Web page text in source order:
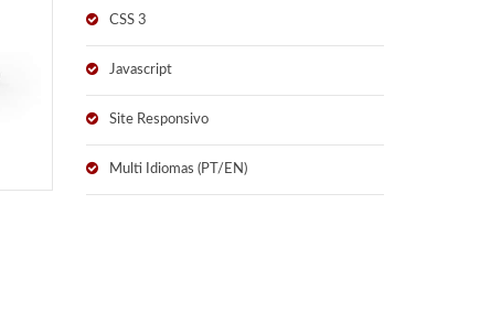
CSS 3
Javascript
Site Responsivo
Multi Idiomas (PT/EN)